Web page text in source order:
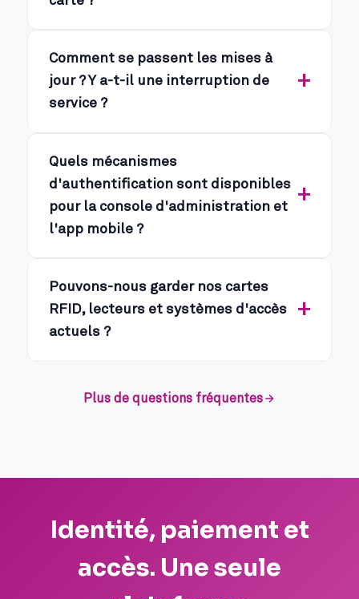
Comment se passent les mises à
jour ? Y a-t-il une interruption de
service ?
Quels mécanismes
d'authentification sont disponibles
pour la console d'administration et
l'app mobile ?
Pouvons-nous garder nos cartes
RFID, lecteurs et systèmes d'accès
actuels ?
Plus de questions fréquentes
Identité, paiement et
accès. Une seule